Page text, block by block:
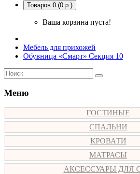
Товаров 0 (0 р.)
Ваша корзина пуста!
Мебель для прихожей
Обувница «Смарт» Секция 10
Меню
ГОСТИНЫЕ
СПАЛЬНИ
КРОВАТИ
МАТРАСЫ
АКСЕССУАРЫ ДЛЯ